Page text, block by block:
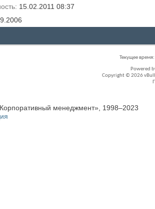
15.02.2011 08:37
Текущее время:
Powered
Copyright © 2026
менеджмент», 1998–2023